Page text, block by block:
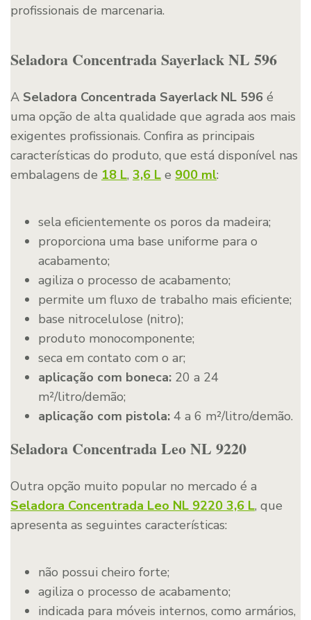
profissionais de marcenaria.
Seladora Concentrada Sayerlack NL 596
A Seladora Concentrada Sayerlack NL 596 é
uma opção de alta qualidade que agrada aos mais
exigentes profissionais. Confira as principais
características do produto, que está disponível nas
embalagens de 18 L, 3,6 L e 900 ml:
sela eficientemente os poros da madeira;
proporciona uma base uniforme para o
acabamento;
agiliza o processo de acabamento;
permite um fluxo de trabalho mais eficiente;
base nitrocelulose (nitro);
produto monocomponente;
seca em contato com o ar;
aplicação com boneca: 20 a 24
m²/litro/demão;
aplicação com pistola: 4 a 6 m²/litro/demão.
Seladora Concentrada Leo NL 9220
Outra opção muito popular no mercado é a
Seladora Concentrada Leo NL 9220 3,6 L, que
apresenta as seguintes características:
não possui cheiro forte;
agiliza o processo de acabamento;
indicada para móveis internos, como armários,